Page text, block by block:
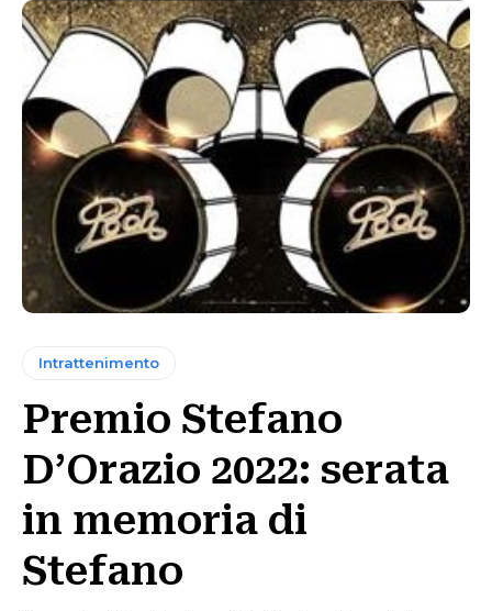
Intrattenimento
Premio Stefano
D’Orazio 2022: serata
in memoria di
Stefano